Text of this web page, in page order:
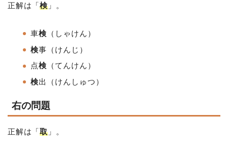
正解は「検」。
車検 （しゃけん）
検事（けんじ）
点検 （てんけん）
検出（けんしゅつ）
右の問題
正解は「取」。